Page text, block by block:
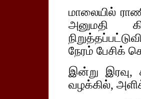
மாலையில்
அனுமதி
நேரம் பேசிக்
இன்று இரவு,
வழக்கில்,